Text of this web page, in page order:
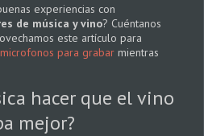
experiencias con
de música y vino? Cuéntanos
este artículo para
microfonos para grabar mientras
hacer que el vino
mejor?